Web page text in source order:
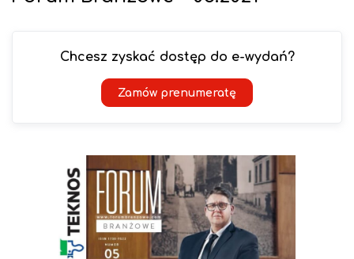
Chcesz zyskać dostęp do e-wydań?
Zamów prenumeratę